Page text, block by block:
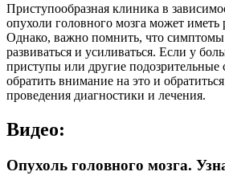
Приступообразная клиника в
опухоли головного мозга может иметь
Однако, важно помнить, что симптомы
развиваться и усиливаться. Если у
приступы или другие
обратить внимание на это и
проведения диагностики и лечения.
Видео:
Опухоль головного мозга.